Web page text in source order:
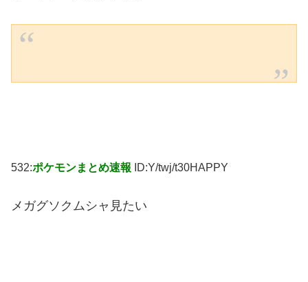
532:ポケモンまとめ速報 ID:Y/twj/t30HAPPY
メガグソクムシャ見たい